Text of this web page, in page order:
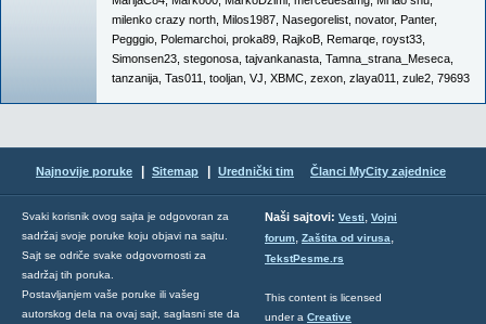
milenko crazy north Milos1987 Nasegorelist novator, Panter,
Pegggio Polemarchoi proka89 RajkoB Remarqe royst33
Simonsen23 stegonosa tajvankanasta Tamna_strana_Meseca
tanzanija Tas011 tooljan VJ XBMC zexon zlaya011 zule2 79693
Najnovije poruke Sitemap Urednički tim Članci MyCity zajednice
Svaki korisnik ovog sajta je odgovoran za
sadržaj svoje poruke koju objavi na sajtu.
Sajt se odriče svake odgovornosti za
sadržaj tih poruka.
Postavljanjem vaše poruke ili vašeg
autorskog dela na ovaj sajt, saglasni ste da
Naši sajtovi: Vesti, Vojni
forum, Zaštita od virusa,
TekstPesme.rs
This content is licensed
under a Creative